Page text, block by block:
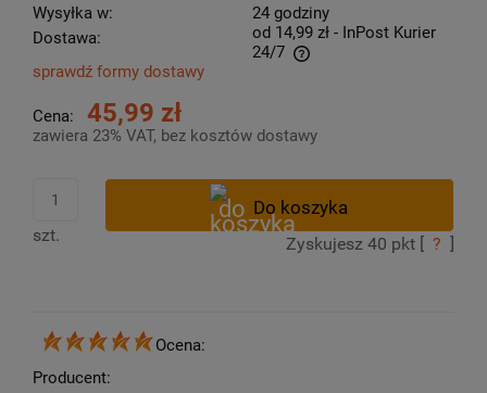
Wysyłka w:
24 godziny
Dostawa:
od 14,99 zł - InPost Kurier
24/7
Cena nie zawiera ewentualnych kosztów płatności
sprawdź formy dostawy
Cena: 45,99 zł
zawiera 23% VAT, bez kosztów dostawy
szt. Zyskujesz 40 pkt [ ? ]
Ocena:
Producent: